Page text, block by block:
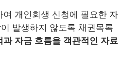
개인회생 신청에 필요한 자
발생하지 않도록 채권목록
자금 흐름을 객관적인 자료